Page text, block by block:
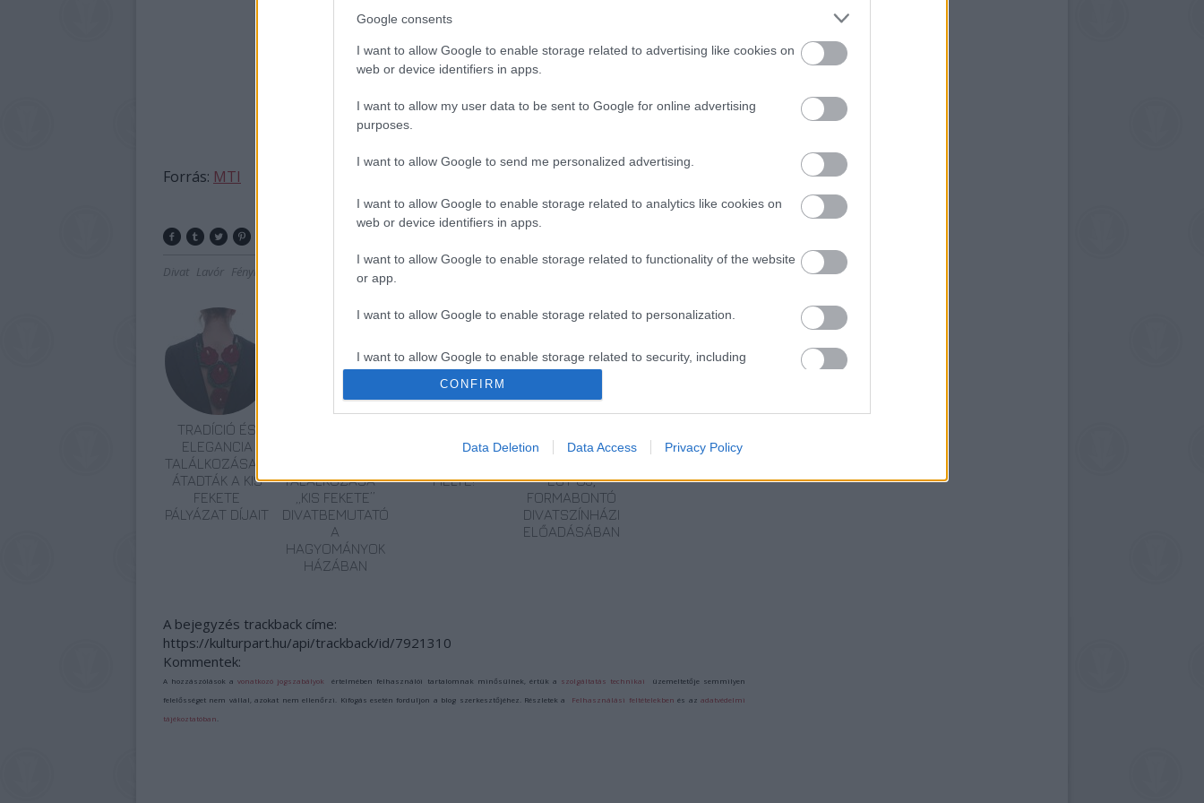
Google consents
I want to allow Google to enable storage related to advertising like cookies on
web or device identifiers in apps.
I want to allow my user data to be sent to Google for online advertising
purposes.
I want to allow Google to send me personalized advertising.
I want to allow Google to enable storage related to analytics like cookies on
web or device identifiers in apps.
I want to allow Google to enable storage related to functionality of the website
or app.
I want to allow Google to enable storage related to personalization.
I want to allow Google to enable storage related to security, including
authentication functionality and fraud prevention, and other user protection.
CONFIRM
Data Deletion Data Access Privacy Policy
Forrás: MTI
Divat Lavór Fényképészet, fotó
TRADÍCIÓ ÉS
ELEGANCIA
TALÁLKOZÁSA –
ÁTADTÁK A KIS
FEKETE
PÁLYÁZAT DÍJAIT
TALÁLKOZÁSA –
„KIS FEKETE”
DIVATBEMUTATÓ
A
HAGYOMÁNYOK
HÁZÁBAN
TÁNCOT? AKKOR
HELYE!
– TRADÍCIÓ ÉS
EGY ÚJ,
FORMABONTÓ
DIVATSZÍNHÁZI
ELŐADÁSÁBAN
A bejegyzés trackback címe:
https://kulturpart.hu/api/trackback/id/7921310
Kommentek:
A hozzászólások avonatkozó jogszabályok értelmében felhasználói tartalomnak minősülnek, értük a szolgáltatás technikai üzemeltetője semmilyen
felelősséget nem vállal, azokat nem ellenőrzi. Kifogás esetén forduljon a blog szerkesztőjéhez. Részletek a Felhasználási feltételekben és azadatvédelmi
tájékoztatóban